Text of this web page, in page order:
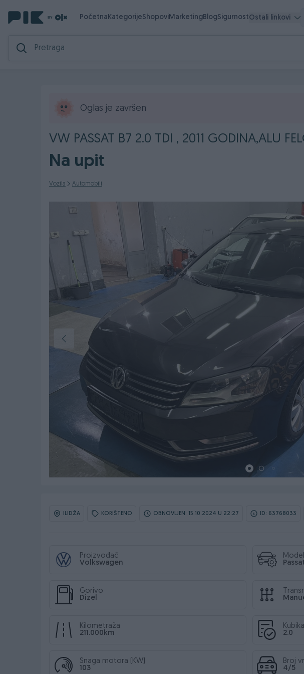
PočetnaKategorijeShopoviMarketingBlogSigurnostOstali linkovi
Oglas je završen
VW PASSAT B7 2.0 TDI , 2011 GODINA,ALU
Na upit
Vozila Automobili
ILIDŽA KORIŠTENO OBNOVLJEN: 15.10.2024 U 22:27 ID: 63768033
Proizvođač
Volkswagen
Model
Passat
Gorivo
Dizel
Kilometraža
211.000km
2.0
Snaga motora (KW)
103
Broj
4/5